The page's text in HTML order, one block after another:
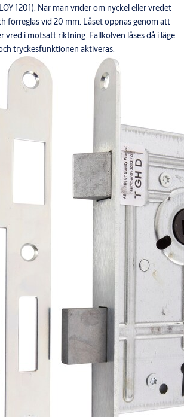
1201). När man vrider om nyckel eller vredet
förreglas vid 20 mm. Låset öppnas genom att
vred i motsatt riktning. Fallkolven låses då i läge
tryckesfunktionen aktiveras.